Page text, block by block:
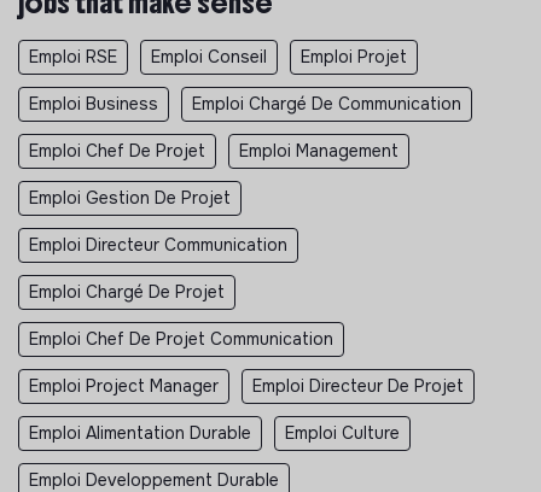
Emploi RSE Emploi Conseil Emploi Projet
Emploi Business Emploi Chargé De Communication
Emploi Chef De Projet Emploi Management
Emploi Gestion De Projet
Emploi Directeur Communication
Emploi Chargé De Projet
Emploi Chef De Projet Communication
Emploi Project Manager Emploi Directeur De Projet
Emploi Alimentation Durable Emploi Culture
Emploi Developpement Durable